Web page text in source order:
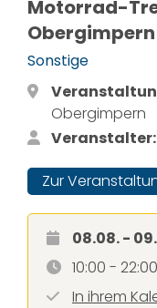
Motorrad-
Obergimpern
Sonstige
Obergimpern
Veranstalter:
Zur
08.08. -
10:00 -
In ihrem